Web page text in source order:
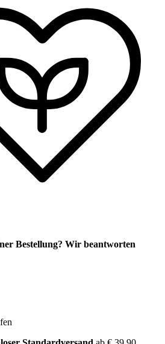
Bestellung? Wir beantworten